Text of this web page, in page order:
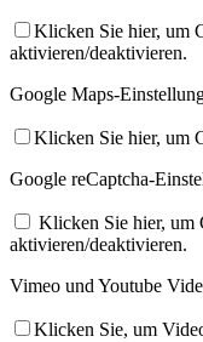
Klicken Sie hier, um
aktivieren/deaktivieren.
Google Maps-
Klicken Sie hier, um
Google reCaptcha-
Klicken Sie hier, um
aktivieren/deaktivieren.
Vimeo und Youtube
Klicken Sie, um